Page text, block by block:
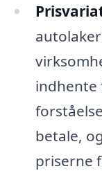
indhente
betale,
priserne